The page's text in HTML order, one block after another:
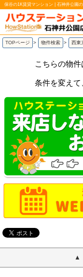
保谷の1K賃貸マンション | 石神井公園
TOPページ > 物件検索 > 西東
こちらの物件
条件を変えて